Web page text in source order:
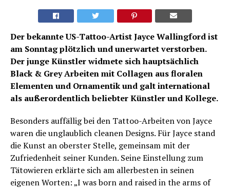
Der bekannte US-Tattoo-Artist Jayce Wallingford ist
am Sonntag plötzlich und unerwartet verstorben.
Der junge Künstler widmete sich hauptsächlich
Black & Grey Arbeiten mit Collagen aus floralen
Elementen und Ornamentik und galt international
als außerordentlich beliebter Künstler und Kollege.
Besonders auffällig bei den Tattoo-Arbeiten von Jayce
waren die unglaublich cleanen Designs. Für Jayce stand
die Kunst an oberster Stelle, gemeinsam mit der
Zufriedenheit seiner Kunden. Seine Einstellung zum
Tätowieren erklärte sich am allerbesten in seinen
eigenen Worten: „I was born and raised in the arms of